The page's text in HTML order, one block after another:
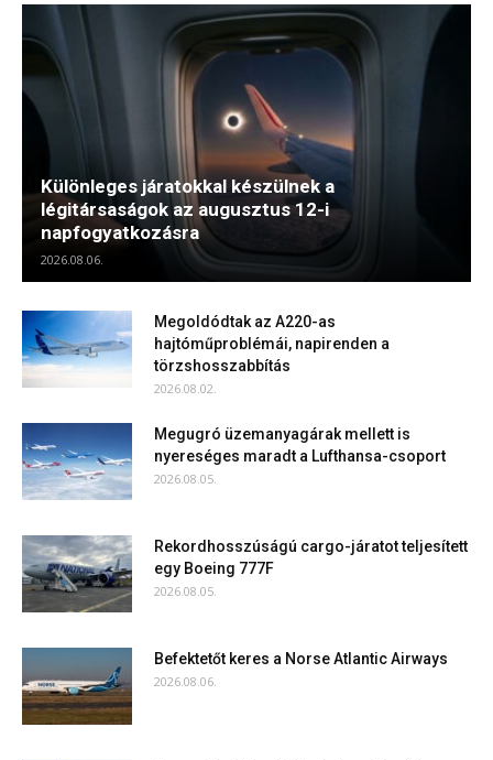
Különleges járatokkal készülnek a
légitársaságok az augusztus 12-i
napfogyatkozásra
2026.08.06.
Megoldódtak az A220-as
hajtóműproblémái, napirenden a
törzshosszabbítás
2026.08.02.
Megugró üzemanyagárak mellett is
nyereséges maradt a Lufthansa-csoport
2026.08.05.
Rekordhosszúságú cargo-járatot teljesített
egy Boeing 777F
2026.08.05.
Befektetőt keres a Norse Atlantic Airways
2026.08.06.